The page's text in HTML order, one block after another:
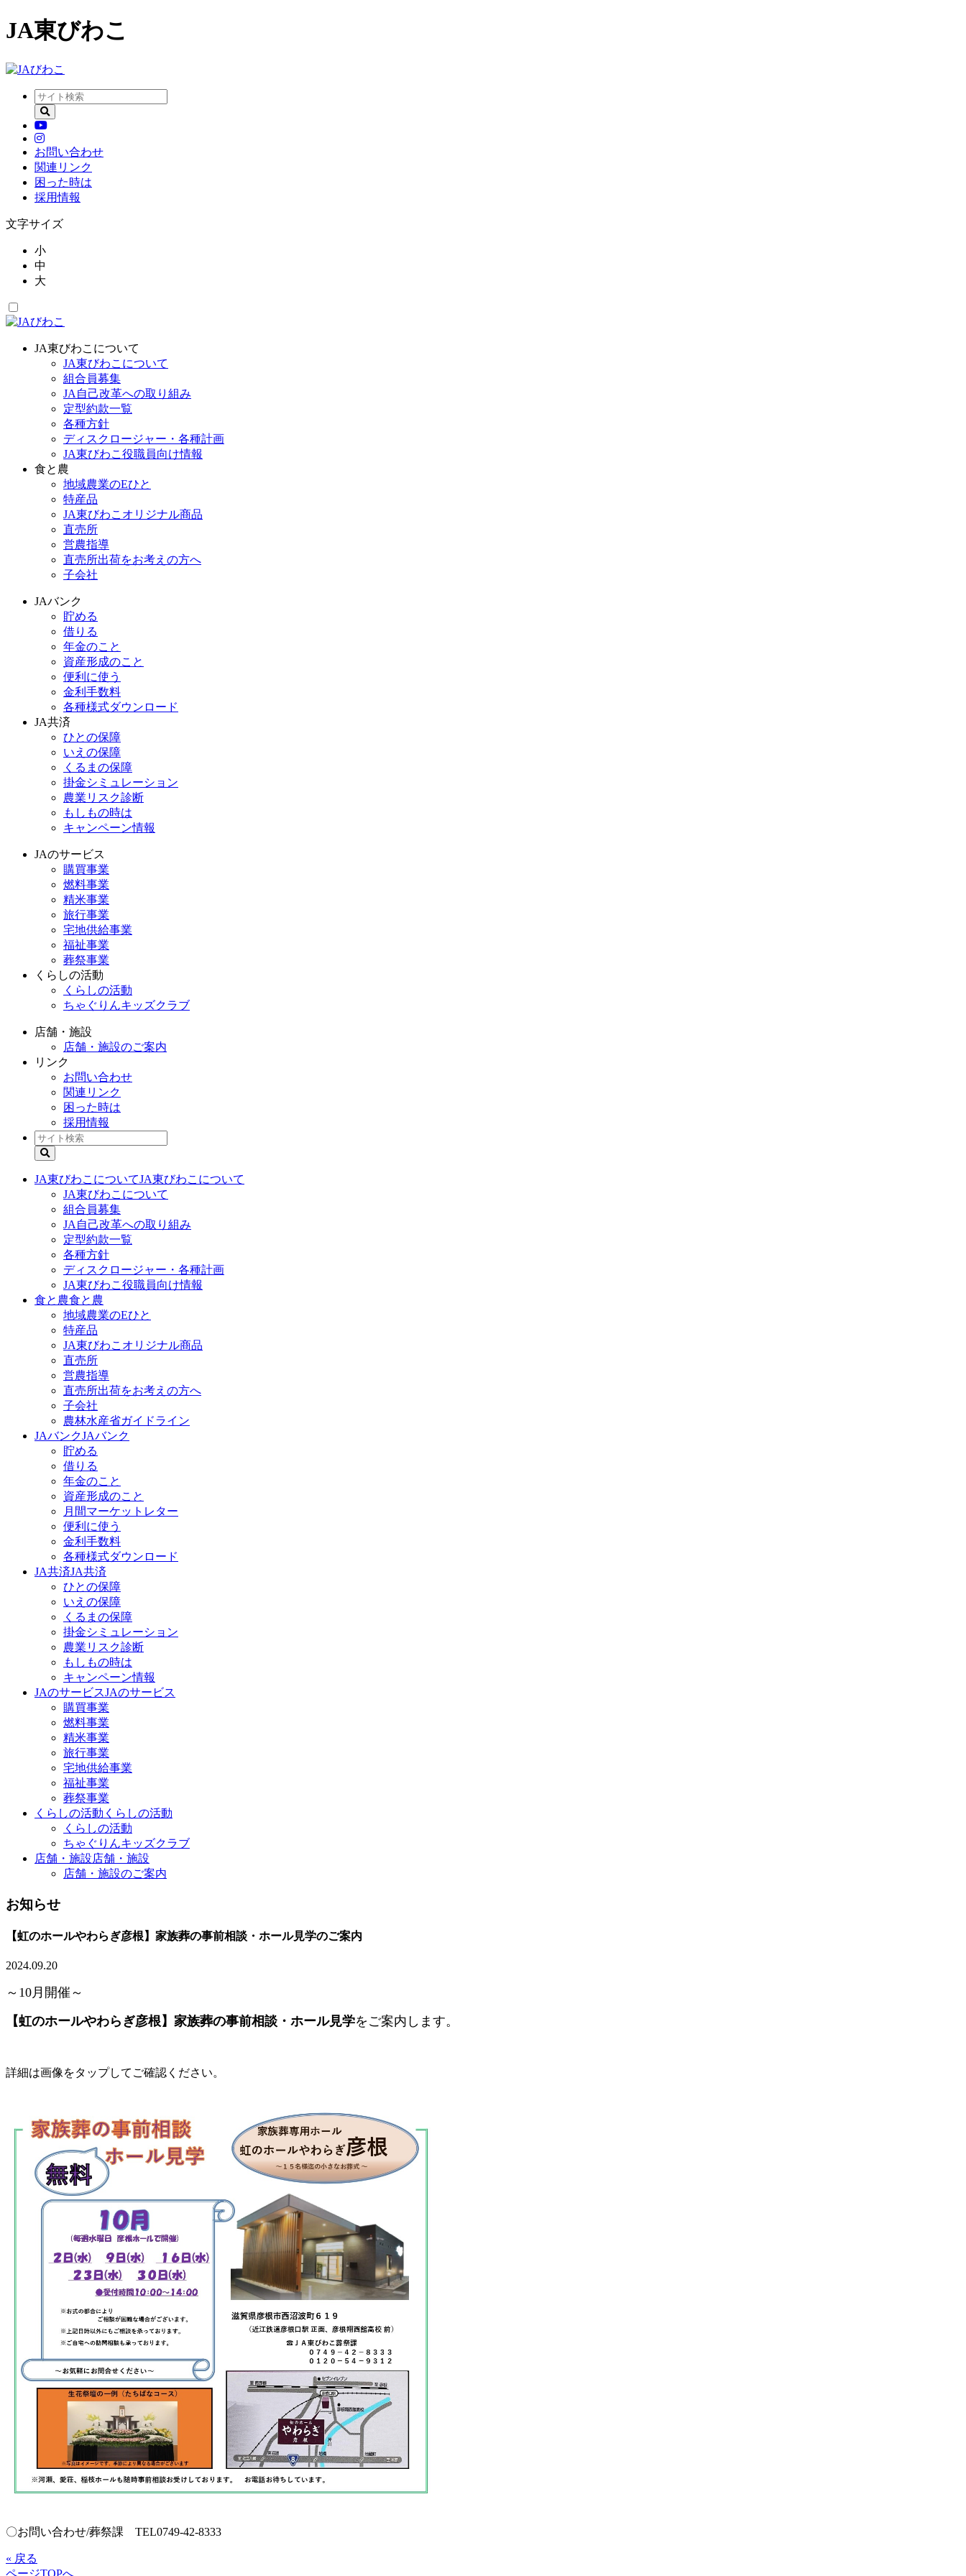
JA東びわこ
お問い合わせ
関連リンク
困った時は
採用情報
文字サイズ
小
中
大
JA東びわこについて
JA東びわこについて
組合員募集
JA自己改革への取り組み
定型約款一覧
各種方針
ディスクロージャー・各種計画
JA東びわこ役職員向け情報
食と農
地域農業のEひと
特産品
JA東びわこオリジナル商品
直売所
営農指導
直売所出荷をお考えの方へ
子会社
JAバンク
貯める
借りる
年金のこと
資産形成のこと
便利に使う
金利手数料
各種様式ダウンロード
JA共済
ひとの保障
いえの保障
くるまの保障
掛金シミュレーション
農業リスク診断
もしもの時は
キャンペーン情報
JAのサービス
購買事業
燃料事業
精米事業
旅行事業
宅地供給事業
福祉事業
葬祭事業
くらしの活動
くらしの活動
ちゃぐりんキッズクラブ
店舗・施設
店舗・施設のご案内
リンク
お問い合わせ
関連リンク
困った時は
採用情報
JA東びわこについてJA東びわこについて
JA東びわこについて
組合員募集
JA自己改革への取り組み
定型約款一覧
各種方針
ディスクロージャー・各種計画
JA東びわこ役職員向け情報
食と農食と農
地域農業のEひと
特産品
JA東びわこオリジナル商品
直売所
営農指導
直売所出荷をお考えの方へ
子会社
農林水産省ガイドライン
JAバンクJAバンク
貯める
借りる
年金のこと
資産形成のこと
月間マーケットレター
便利に使う
金利手数料
各種様式ダウンロード
JA共済JA共済
ひとの保障
いえの保障
くるまの保障
掛金シミュレーション
農業リスク診断
もしもの時は
キャンペーン情報
JAのサービスJAのサービス
購買事業
燃料事業
精米事業
旅行事業
宅地供給事業
福祉事業
葬祭事業
くらしの活動 くらしの活動
くらしの活動
ちゃぐりんキッズクラブ
店舗・施設店舗・施設
店舗・施設のご案内
お知らせ
【虹のホールやわらぎ彦根】家族葬の事前相談・ホール見学のご案内
2024.09.20
～10月開催～
【虹のホールやわらぎ彦根】家族葬の事前相談・ホール見学をご案内します。
詳細は画像をタップしてご確認ください。
〇お問い合わせ/葬祭課 TEL0749-42-8333
« 戻る